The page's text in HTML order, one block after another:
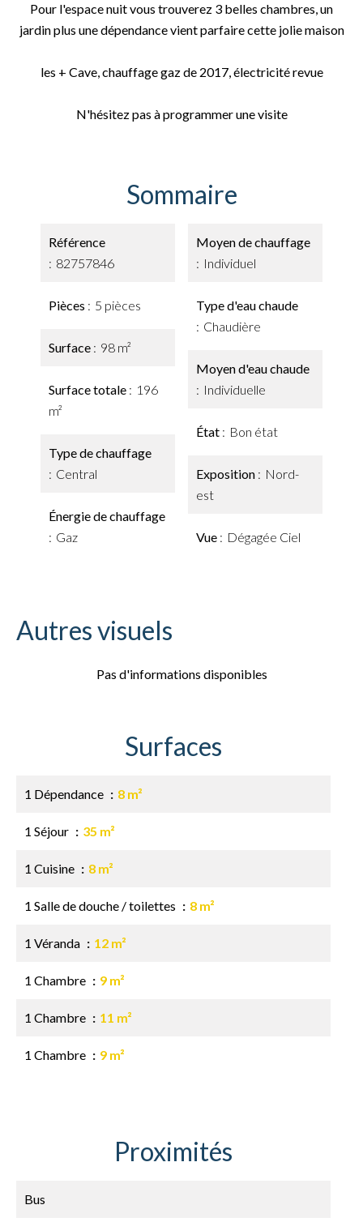
Pour l'espace nuit vous trouverez 3 belles chambres, un
jardin plus une dépendance vient parfaire cette jolie maison
les + Cave, chauffage gaz de 2017, électricité revue
N'hésitez pas à programmer une visite
Sommaire
Référence
82757846
Pièces 5 pièces
Surface 98 m²
Surface totale
196
m²
Type de chauffage
Central
Énergie de chauffage
Gaz
Moyen de chauffage
Individuel
Type d'eau chaude
Chaudière
Moyen d'eau chaude
Individuelle
État Bon état
Exposition
Nord-
est
Vue Dégagée Ciel
Autres visuels
Pas d'informations disponibles
Surfaces
1 Dépendance 8 m²
1 Séjour 35 m²
1 Cuisine 8 m²
1 Salle de douche / toilettes 8 m²
1 Véranda 12 m²
1 Chambre 9 m²
1 Chambre 11 m²
1 Chambre 9 m²
Proximités
Bus